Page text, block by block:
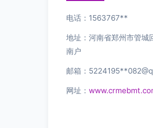
电话：1563767**
地址：河南省郑州市管城
南户
邮箱：5224195**
网址：